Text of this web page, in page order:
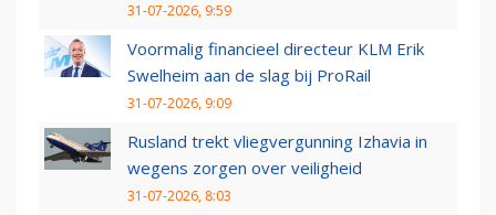
31-07-2026, 9:59
Voormalig financieel directeur KLM Erik
Swelheim aan de slag bij ProRail
31-07-2026, 9:09
Rusland trekt vliegvergunning Izhavia in
wegens zorgen over veiligheid
31-07-2026, 8:03